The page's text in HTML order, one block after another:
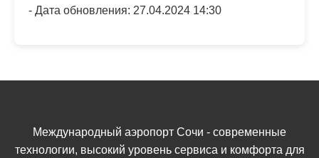
- Дата обновления: 27.04.2024 14:30
Международный аэропорт Сочи - современные
технологии, высокий уровень сервиса и комфорта для